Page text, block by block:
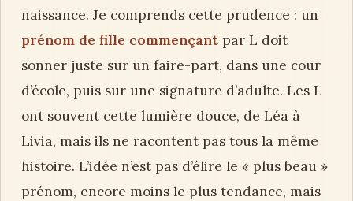
naissance. Je comprends cette prudence : un
prénom de fille commençant par L doit
sonner juste sur un faire-part, dans une cour
d’école, puis sur une signature d’adulte. Les L
ont souvent cette lumière douce, de Léa à
Livia, mais ils ne racontent pas tous la même
histoire. L’idée n’est pas d’élire le « plus beau »
prénom, encore moins le plus tendance, mais